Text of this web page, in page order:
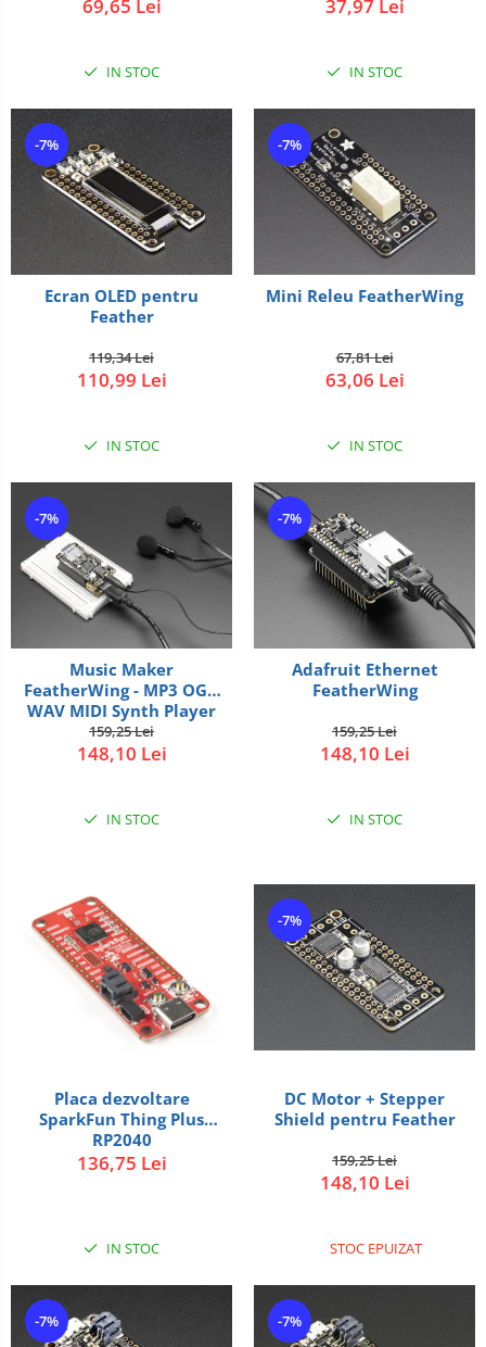
69,65 Lei
IN STOC
37,97 Lei
IN STOC
-7%
Ecran OLED pentru
Feather
119,34 Lei
110,99 Lei
IN STOC
-7%
Mini Releu FeatherWing
67,81 Lei
63,06 Lei
IN STOC
-7%
Music Maker
FeatherWing - MP3 OGG
WAV MIDI Synth Player
159,25 Lei
148,10 Lei
IN STOC
-7%
Adafruit Ethernet
FeatherWing
159,25 Lei
148,10 Lei
IN STOC
Placa dezvoltare
SparkFun Thing Plus
RP2040
136,75 Lei
IN STOC
-7%
DC Motor + Stepper
Shield pentru Feather
159,25 Lei
148,10 Lei
STOC EPUIZAT
-7% -7%